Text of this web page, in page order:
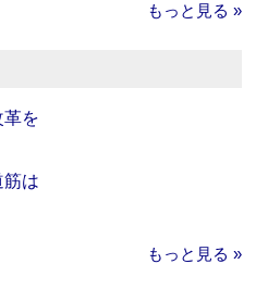
もっと見る »
革を
筋は
もっと見る »